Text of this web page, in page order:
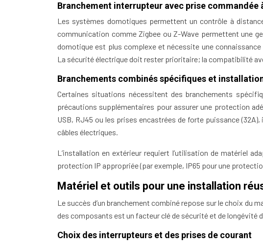
Branchement interrupteur avec prise
Les systèmes domotiques permettent un contrôle à
communication comme Zigbee ou Z-Wave permettent une
domotique est plus complexe et nécessite une
La sécurité électrique doit rester prioritaire; la compatibilité
Branchements combinés spécifiques et
Certaines situations nécessitent des branchements
précautions supplémentaires pour assurer une protection
USB, RJ45 ou les prises encastrées de forte puissance
câbles électriques.
L’installation en extérieur requiert l’utilisation de matériel
protection IP appropriée (par exemple, IP65 pour une
Matériel et outils pour une installation
Le succès d’un branchement combiné repose sur le choix du
des composants est un facteur clé de sécurité et de longévité
Choix des interrupteurs et des prises de courant